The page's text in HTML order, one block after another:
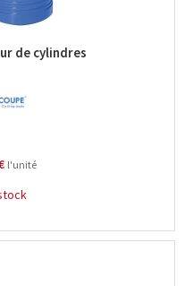
de cylindres
l'unité